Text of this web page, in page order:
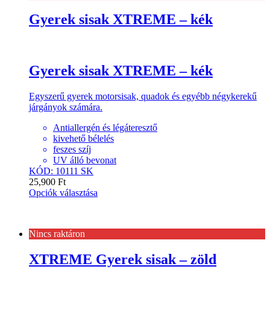
Gyerek sisak XTREME – kék
Gyerek sisak XTREME – kék
Egyszerű gyerek motorsisak, quadok és egyébb négykerekű
járgányok számára.
Antiallergén és légáteresztő
kivehető bélelés
feszes szíj
UV álló bevonat
KÓD: 10111 SK
25,900 Ft
Opciók választása
Nincs raktáron
XTREME Gyerek sisak – zöld